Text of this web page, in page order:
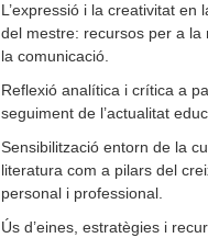
L’expressió i la creativitat en
del mestre: recursos per a la
la comunicació.
Reflexió analítica i crítica a
seguiment de l’actualitat
Sensibilització entorn de la
literatura com a pilars del
personal i professional.
Ús d’eines, estratègies i